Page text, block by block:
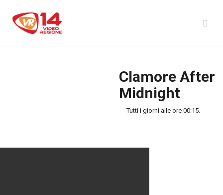
Clamore After
Midnight
Tutti i giorni alle ore 00:15.